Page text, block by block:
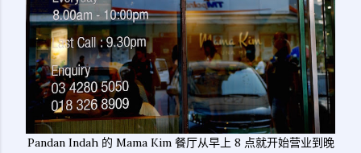
Pandan Indah 的 Mama Kim 餐厅从早上 8 点就开始营业到晚